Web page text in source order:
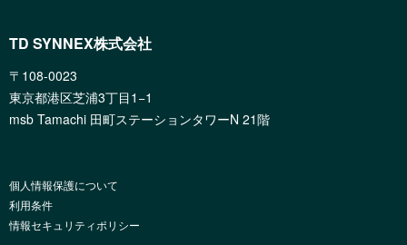
TD SYNNEX株式会社
〒108-0023
東京都港区芝浦3丁目1−1
msb Tamachi 田町ステーションタワーN 21階
個人情報保護について
利用条件
情報セキュリティポリシー